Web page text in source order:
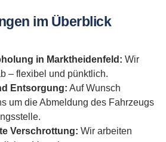
im Überblick
in Marktheidenfeld: Wir
– flexibel und pünktlich.
Entsorgung: Auf Wunsch
um die Abmeldung des Fahrzeugs
Verschrottung: Wir arbeiten